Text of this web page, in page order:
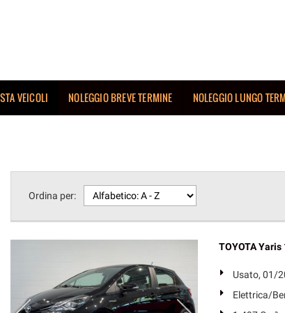
VEICOLI NOLEGGIO BREVE TERMINE NOLEGGIO LUNGO
Ordina per:
TOYOTA Yaris
Usato, 01/
Elettrica/